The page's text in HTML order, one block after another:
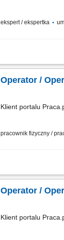
ekspert / ekspertka
Twoje obowiązki:
Operator /
Klient portalu
pracownik fizyczny /
Samodzielna obsługa
Operator /
Klient portalu